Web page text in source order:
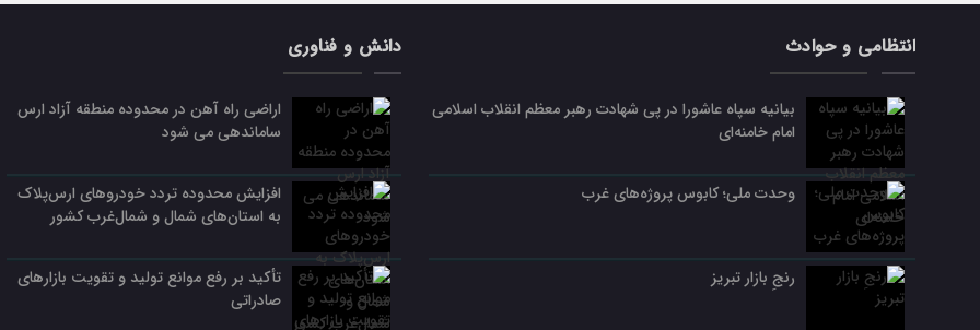
انتظامی و حوادث
بیانیه سپاه عاشورا در پی شهادت رهبر معظم انقلاب اسلامی
امام خامنه‌ای
وحدت ملی؛ کابوس پروژه‌های غرب
رنجِ بازار تبریز
دانش و فناوری
اراضی راه آهن در محدوده منطقه آزاد ارس
ساماندهی می شود
افزایش محدوده تردد خودروهای ارس‌پلاک
به استان‌های شمال و شمال‌غرب کشور
تأکید بر رفع موانع تولید و تقویت بازارهای
صادراتی